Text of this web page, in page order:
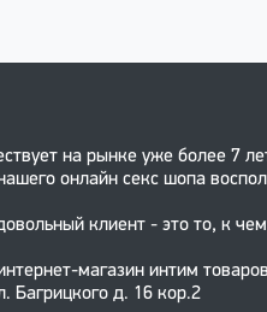
на рынке уже более 7
онлайн секс шопа
клиент - это то, к
магазин интим
Багрицкого д. 16 кор.2